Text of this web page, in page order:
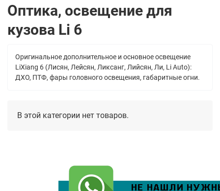
Оптика, освещение для
кузова Li 6
Оригинальное дополнительное и основное освещение
LiXiang 6 (Лисян, Лейсян, Ликсанг, Лийсян, Ли, Li Auto):
ДХО, ПТФ, фары головного освещения, габаритные огни.
В этой категории нет товаров.